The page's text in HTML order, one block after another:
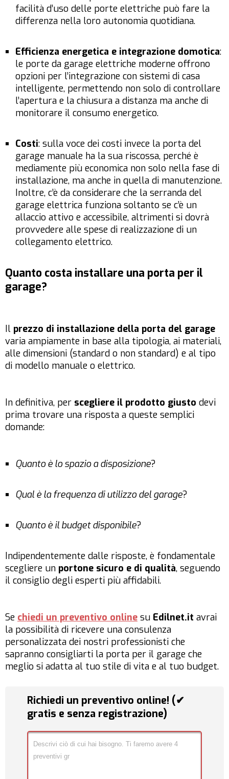
facilità d’uso delle porte elettriche può fare la
differenza nella loro autonomia quotidiana.
Efficienza energetica e integrazione domotica:
le porte da garage elettriche moderne offrono
opzioni per l’integrazione con sistemi di casa
intelligente, permettendo non solo di controllare
l’apertura e la chiusura a distanza ma anche di
monitorare il consumo energetico.
Costi: sulla voce dei costi invece la porta del
garage manuale ha la sua riscossa, perché è
mediamente più economica non solo nella fase di
installazione, ma anche in quella di manutenzione.
Inoltre, c’è da considerare che la serranda del
garage elettrica funziona soltanto se c’è un
allaccio attivo e accessibile, altrimenti si dovrà
provvedere alle spese di realizzazione di un
collegamento elettrico.
Quanto costa installare una porta per il
garage?
Il prezzo di installazione della porta del garage
varia ampiamente in base alla tipologia, ai materiali,
alle dimensioni (standard o non standard) e al tipo
di modello manuale o elettrico.
In definitiva, per scegliere il prodotto giusto devi
prima trovare una risposta a queste semplici
domande:
Quanto è lo spazio a disposizione?
Qual è la frequenza di utilizzo del garage?
Quanto è il budget disponibile?
Indipendentemente dalle risposte, è fondamentale
scegliere un portone sicuro e di qualità, seguendo
il consiglio degli esperti più affidabili.
Se chiedi un preventivo online su Edilnet.it avrai
la possibilità di ricevere una consulenza
personalizzata dei nostri professionisti che
sapranno consigliarti la porta per il garage che
meglio si adatta al tuo stile di vita e al tuo budget.
Richiedi un preventivo online! (✔
gratis e senza registrazione)